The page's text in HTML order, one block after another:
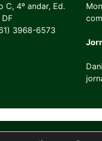
C, 4º andar, Ed.
3968-6573